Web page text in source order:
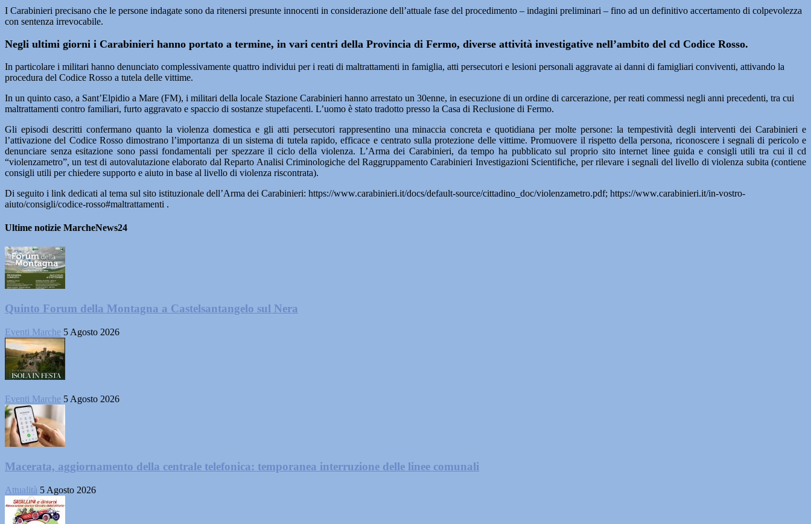
I Carabinieri precisano che le persone indagate sono da ritenersi presunte innocenti in considerazione dell’attuale fase del procedimento – indagini preliminari – fino ad un definitivo accertamento di colpevolezza
con sentenza irrevocabile.
Negli ultimi giorni i Carabinieri hanno portato a termine, in vari centri della Provincia di Fermo, diverse attività investigative nell’ambito del cd Codice Rosso.
In particolare i militari hanno denunciato complessivamente quattro individui per i reati di maltrattamenti in famiglia, atti persecutori e lesioni personali aggravate ai danni di famigliari conviventi, attivando la
procedura del Codice Rosso a tutela delle vittime.
In un quinto caso, a Sant’Elpidio a Mare (FM), i militari della locale Stazione Carabinieri hanno arrestato un 30enne, in esecuzione di un ordine di carcerazione, per reati commessi negli anni precedenti, tra cui
maltrattamenti contro familiari, furto aggravato e spaccio di sostanze stupefacenti. L’uomo è stato tradotto presso la Casa di Reclusione di Fermo.
Gli episodi descritti confermano quanto la violenza domestica e gli atti persecutori rappresentino una minaccia concreta e quotidiana per molte persone: la tempestività degli interventi dei Carabinieri e
l’attivazione del Codice Rosso dimostrano l’importanza di un sistema di tutela rapido, efficace e centrato sulla protezione delle vittime. Promuovere il rispetto della persona, riconoscere i segnali di pericolo e
denunciare senza esitazione sono passi fondamentali per spezzare il ciclo della violenza. L’Arma dei Carabinieri, da tempo ha pubblicato sul proprio sito internet linee guida e consigli utili tra cui il cd
“violenzametro”, un test di autovalutazione elaborato dal Reparto Analisi Criminologiche del Raggruppamento Carabinieri Investigazioni Scientifiche, per rilevare i segnali del livello di violenza subita (contiene
consigli utili per chiedere supporto e aiuto in base al livello di violenza riscontrata).
Di seguito i link dedicati al tema sul sito istituzionale dell’Arma dei Carabinieri: https://www.carabinieri.it/docs/default-source/cittadino_doc/violenzametro.pdf; https://www.carabinieri.it/in-vostro-
aiuto/consigli/codice-rosso#maltrattamenti .
Ultime notizie MarcheNews24
Quinto Forum della Montagna a Castelsantangelo sul Nera
Eventi Marche 5 Agosto 2026
Eventi Marche 5 Agosto 2026
Macerata, aggiornamento della centrale telefonica: temporanea interruzione delle linee comunali
Attualità 5 Agosto 2026